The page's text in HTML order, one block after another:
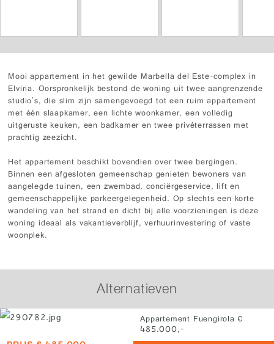
Mooi appartement in het gewilde Marbella del Este-complex in
Elviria. Oorspronkelijk bestond de woning uit twee aangrenzende
studio's, die slim zijn samengevoegd tot een ruim appartement
met één slaapkamer, een lichte woonkamer, een volledig
uitgeruste keuken, een badkamer en twee privéterrassen met
prachtig zeezicht.
Het appartement beschikt bovendien over twee bergingen.
Binnen een afgesloten gemeenschap genieten bewoners van
aangelegde tuinen, een zwembad, conciërgeservice, lift en
gemeenschappelijke parkeergelegenheid. Op slechts een korte
wandeling van het strand en dicht bij alle voorzieningen is deze
woning ideaal als vakantieverblijf, verhuurinvestering of vaste
woonplek.
Alternatieven
Appartement Fuengirola €
485.000,-